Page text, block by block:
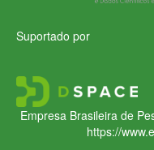
Suportado por
Empresa Brasileira de
https://